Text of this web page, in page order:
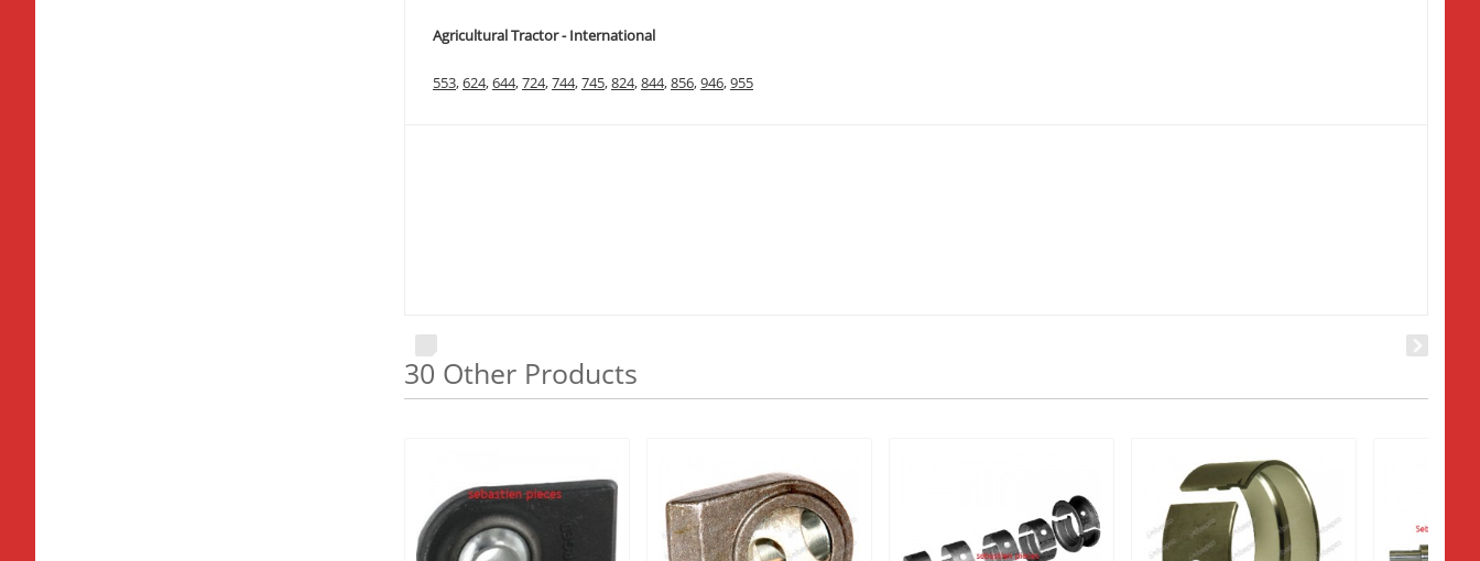
Agricultural Tractor - International
553,624,644,724,744,745,824,844,856,946,955
30 Other Products